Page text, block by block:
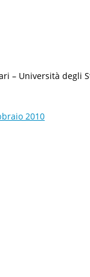
– Università degli
2010